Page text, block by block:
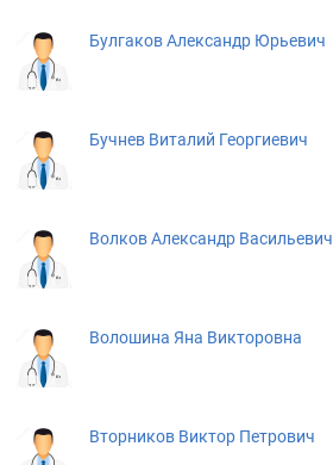
Булгаков Александр Юрьевич
Бучнев Виталий Георгиевич
Волков Александр Васильевич
Волошина Яна Викторовна
Вторников Виктор Петрович